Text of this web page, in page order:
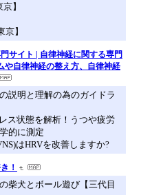
】
】
サイト | 自律神経に関する専門
や自律神経の整え方、自律神経
説明と理解の為のガイドラ
ス状態を解析！うつや疲労
的に測定
はHRVを改善しますか?
！
柴犬とボール遊び【三代目